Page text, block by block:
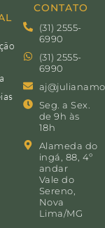
CONTATO
(31) 2555-
6990
(31) 2555-
6990
Seg. a Sex.
de 9h às
18h
Alameda do
ingá, 88, 4º
andar
Vale do
Sereno,
Nova
Lima/MG